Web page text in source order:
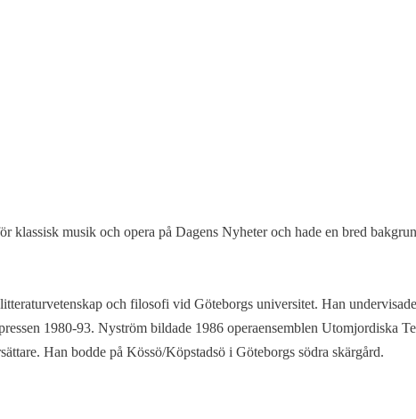
musik och opera på Dagens Nyheter och hade en bred
och filosofi vid Göteborgs universitet. Han
1980-93. Nyström bildade 1986 operaensemblen Utomjordiska
Han bodde på Kössö/Köpstadsö i Göteborgs södra skärgård.